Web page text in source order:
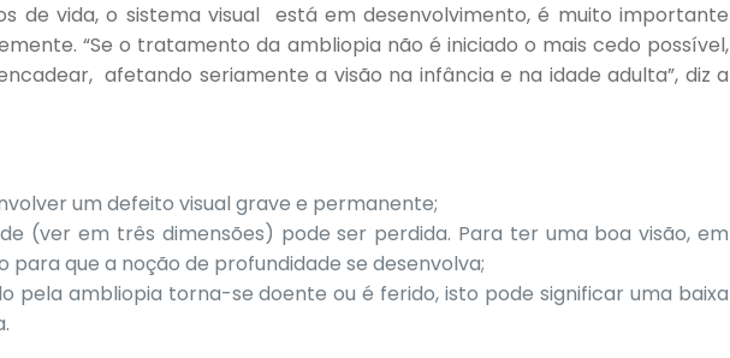
de vida, o sistema visual está em desenvolvimento, é muito importante
“Se o tratamento da ambliopia não é iniciado o mais cedo possível,
afetando seriamente a visão na infância e na idade adulta”, diz a
um defeito visual grave e permanente;
(ver em três dimensões) pode ser perdida. Para ter uma boa visão, em
para que a noção de profundidade se desenvolva;
pela ambliopia torna-se doente ou é ferido, isto pode significar uma baixa